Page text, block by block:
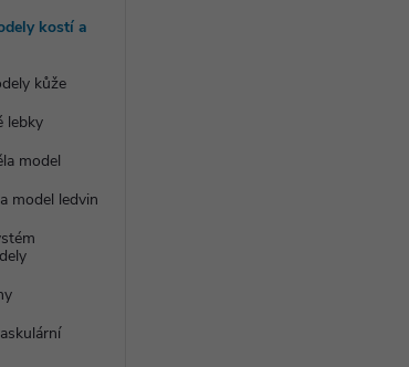
kostí a
kůže
lebky
model
model ledvin